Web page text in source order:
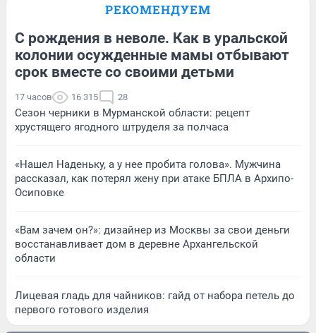
РЕКОМЕНДУЕМ
С рождения в неволе. Как в уральской
колонии осужденные мамы отбывают
срок вместе со своими детьми
17 часов 16 315 28
Сезон черники в Мурманской области: рецепт
хрустящего ягодного штруделя за полчаса
«Нашел Наденьку, а у нее пробита голова». Мужчина
рассказал, как потерял жену при атаке БПЛА в Архипо-
Осиповке
«Вам зачем он?»: дизайнер из Москвы за свои деньги
восстанавливает дом в деревне Архангельской
области
Лицевая гладь для чайников: гайд от набора петель до
первого готового изделия